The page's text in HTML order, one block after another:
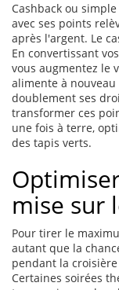
Cashback ou
avec ses points
après l'argent. Le
En convertissant
vous augmentez le
alimente à
doublement ses
transformer ces
une fois à terre,
des tapis verts.
mise sur
Pour tirer le
autant que la
pendant la
Certaines soirées